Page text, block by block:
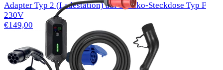
Adapter Typ 2 (Ladestation) auf Schuko-Steckdose Typ F
230V
€149,00